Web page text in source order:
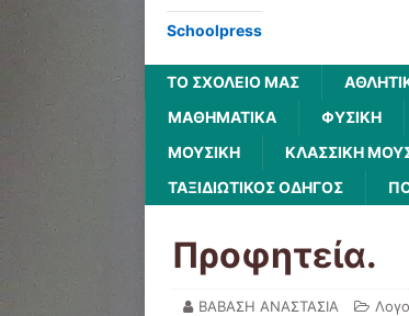
Schoolpress
ΤΟ ΣΧΟΛΕΙΟ ΜΑΣ
ΜΑΘΗΜΑΤΙΚΆ
ΦΥΣΙΚΉ
ΜΟΥΣΙΚΉ
ΚΛΑΣΣΙΚΉ
ΤΑΞΙΔΙΩΤΙΚΌΣ ΟΔΗΓΌΣ
Προφητεία.
ΒΑΒΑΣΗ ΑΝΑΣΤΑΣΙΑ